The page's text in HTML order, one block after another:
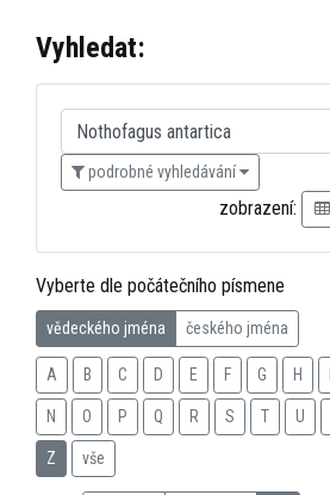
Vyhledat:
podrobné vyhledávání
zobrazení:
Vyberte dle počátečního písmene
vědeckého jména českého jména
A B C D E F G H
N O P Q R S T U
Z vše